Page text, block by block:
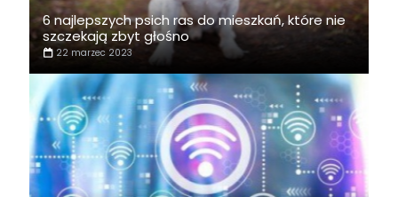
6 najlepszych psich ras do mieszkań, które nie
szczekają zbyt głośno
22 marzec 2023